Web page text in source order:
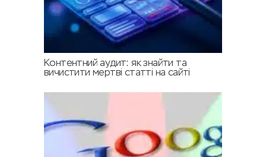
Контентний аудит: як знайти та
вичистити мертві статті на сайті